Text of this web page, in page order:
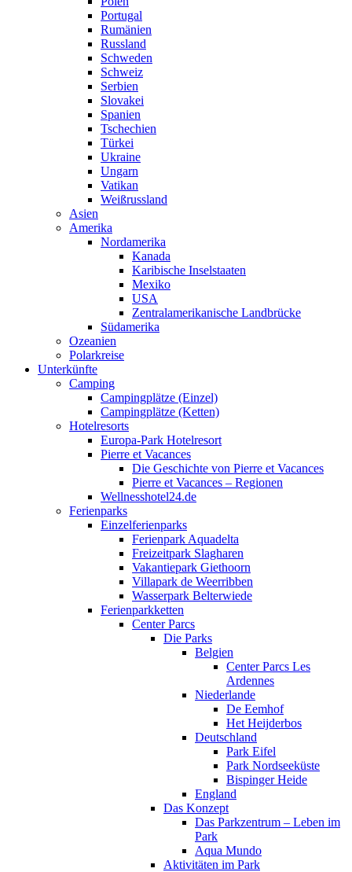
Portugal
Rumänien
Russland
Schweden
Schweiz
Serbien
Slovakei
Spanien
Tschechien
Türkei
Ukraine
Ungarn
Vatikan
Weißrussland
Asien
Amerika
Nordamerika
Kanada
Karibische Inselstaaten
Mexiko
USA
Zentralamerikanische Landbrücke
Südamerika
Ozeanien
Polarkreise
Unterkünfte
Camping
Campingplätze (Einzel)
Campingplätze (Ketten)
Hotelresorts
Europa-Park Hotelresort
Pierre et Vacances
Die Geschichte von Pierre et Vacances
Pierre et Vacances – Regionen
Wellnesshotel24.de
Ferienparks
Einzelferienparks
Ferienpark Aquadelta
Freizeitpark Slagharen
Vakantiepark Giethoorn
Villapark de Weerribben
Wasserpark Belterwiede
Ferienparkketten
Center Parcs
Die Parks
Belgien
Center Parcs Les
Ardennes
Niederlande
De Eemhof
Het Heijderbos
Deutschland
Park Eifel
Park Nordseeküste
Bispinger Heide
England
Das Konzept
Das Parkzentrum – Leben im
Park
Aqua Mundo
Aktivitäten im Park